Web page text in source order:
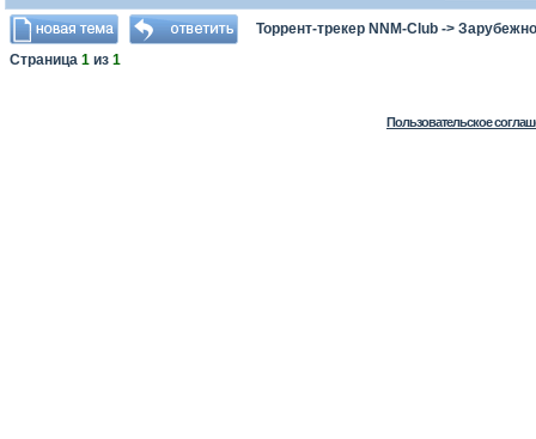
Торрент-трекер NNM-Club ->
Страница 1 из 1
Пользовательское